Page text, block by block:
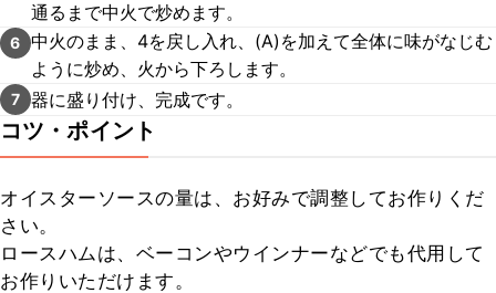
通るまで中火で炒めます。
6 中火のまま、4を戻し入れ、(A)を加えて全体に味がなじむ
ように炒め、火から下ろします。
7 器に盛り付け、完成です。
コツ・ポイント
オイスターソースの量は、お好みで調整してお作りくだ
さい。
ロースハムは、ベーコンやウインナーなどでも代用して
お作りいただけます。